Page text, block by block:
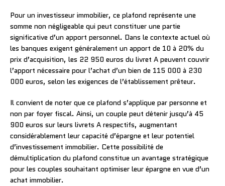
Pour un investisseur immobilier, ce plafond représente une
somme non négligeable qui peut constituer une partie
significative d’un apport personnel. Dans le contexte actuel où
les banques exigent généralement un apport de 10 à 20% du
prix d’acquisition, les 22 950 euros du livret A peuvent couvrir
l’apport nécessaire pour l’achat d’un bien de 115 000 à 230
000 euros, selon les exigences de l’établissement prêteur.
Il convient de noter que ce plafond s’applique par personne et
non par foyer fiscal. Ainsi, un couple peut détenir jusqu’à 45
900 euros sur leurs livrets A respectifs, augmentant
considérablement leur capacité d’épargne et leur potentiel
d’investissement immobilier. Cette possibilité de
démultiplication du plafond constitue un avantage stratégique
pour les couples souhaitant optimiser leur épargne en vue d’un
achat immobilier.